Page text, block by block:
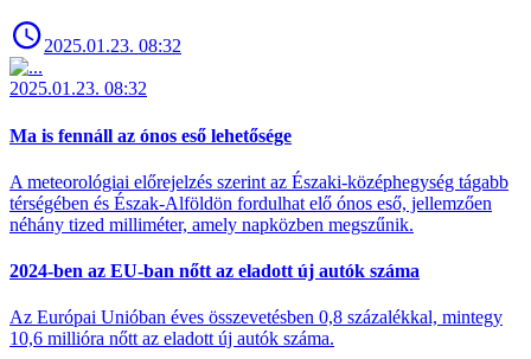
2025.01.23. 08:32
2025.01.23. 08:32
Ma is fennáll az ónos eső lehetősége
A meteorológiai előrejelzés szerint az Északi-középhegység tágabb
térségében és Észak-Alföldön fordulhat elő ónos eső, jellemzően
néhány tized milliméter, amely napközben megszűnik.
2024-ben az EU-ban nőtt az eladott új autók száma
Az Európai Unióban éves összevetésben 0,8 százalékkal, mintegy
10,6 millióra nőtt az eladott új autók száma.